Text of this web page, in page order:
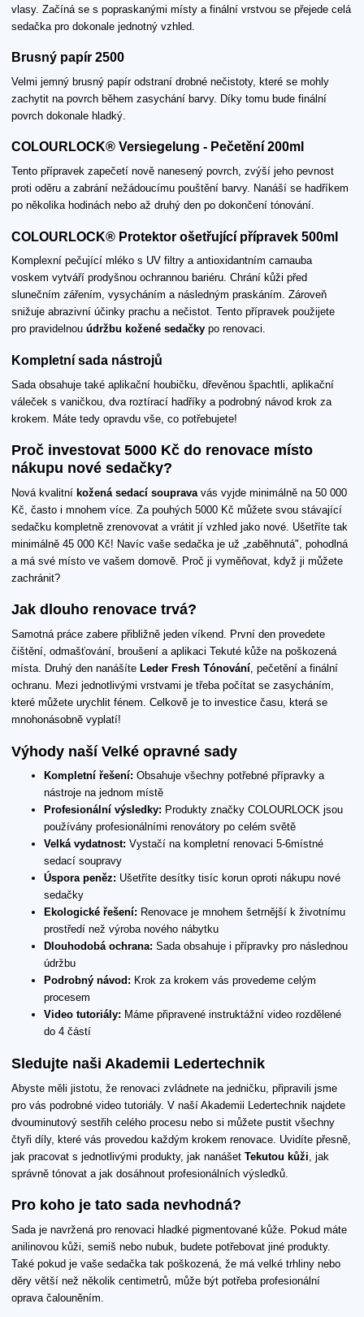
vlasy. Začíná se s popraskanými místy a finální vrstvou se přejede celá
sedačka pro dokonale jednotný vzhled.
Brusný papír 2500
Velmi jemný brusný papír odstraní drobné nečistoty, které se mohly
zachytit na povrch během zasychání barvy. Díky tomu bude finální
povrch dokonale hladký.
COLOURLOCK® Versiegelung - Pečetění 200ml
Tento přípravek zapečetí nově nanesený povrch, zvýší jeho pevnost
proti oděru a zabrání nežádoucímu pouštění barvy. Nanáší se hadříkem
po několika hodinách nebo až druhý den po dokončení tónování.
COLOURLOCK® Protektor ošetřující přípravek 500ml
Komplexní pečující mléko s UV filtry a antioxidantním carnauba
voskem vytváří prodyšnou ochrannou bariéru. Chrání kůži před
slunečním zářením, vysycháním a následným praskáním. Zároveň
snižuje abrazivní účinky prachu a nečistot. Tento přípravek použijete
pro pravidelnou údržbu kožené sedačky po renovaci.
Kompletní sada nástrojů
Sada obsahuje také aplikační houbičku, dřevěnou špachtli, aplikační
váleček s vaničkou, dva roztírací hadříky a podrobný návod krok za
krokem. Máte tedy opravdu vše, co potřebujete!
Proč investovat 5000 Kč do renovace místo
nákupu nové sedačky?
Nová kvalitní kožená sedací souprava vás vyjde minimálně na 50 000
Kč, často i mnohem více. Za pouhých 5000 Kč můžete svou stávající
sedačku kompletně zrenovovat a vrátit jí vzhled jako nové. Ušetříte tak
minimálně 45 000 Kč! Navíc vaše sedačka je už „zaběhnutá", pohodlná
a má své místo ve vašem domově. Proč ji vyměňovat, když ji můžete
zachránit?
Jak dlouho renovace trvá?
Samotná práce zabere přibližně jeden víkend. První den provedete
čištění, odmašťování, broušení a aplikaci Tekuté kůže na poškozená
místa. Druhý den nanášíte Leder Fresh Tónování, pečetění a finální
ochranu. Mezi jednotlivými vrstvami je třeba počítat se zasycháním,
které můžete urychlit fénem. Celkově je to investice času, která se
mnohonásobně vyplatí!
Výhody naší Velké opravné sady
Kompletní řešení: Obsahuje všechny potřebné přípravky a
nástroje na jednom místě
Profesionální výsledky: Produkty značky COLOURLOCK jsou
používány profesionálními renovátory po celém světě
Velká vydatnost: Vystačí na kompletní renovaci 5-6místné
sedací soupravy
Úspora peněz: Ušetříte desítky tisíc korun oproti nákupu nové
sedačky
Ekologické řešení: Renovace je mnohem šetrnější k životnímu
prostředí než výroba nového nábytku
Dlouhodobá ochrana: Sada obsahuje i přípravky pro následnou
údržbu
Podrobný návod: Krok za krokem vás provedeme celým
procesem
Video tutoriály: Máme připravené instruktážní video rozdělené
do 4 částí
Sledujte naši Akademii Ledertechnik
Abyste měli jistotu, že renovaci zvládnete na jedničku, připravili jsme
pro vás podrobné video tutoriály. V naší Akademii Ledertechnik najdete
dvouminutový sestřih celého procesu nebo si můžete pustit všechny
čtyři díly, které vás provedou každým krokem renovace. Uvidíte přesně,
jak pracovat s jednotlivými produkty, jak nanášet Tekutou kůži , jak
správně tónovat a jak dosáhnout profesionálních výsledků.
Pro koho je tato sada nevhodná?
Sada je navržená pro renovaci hladké pigmentované kůže. Pokud máte
anilinovou kůži, semiš nebo nubuk, budete potřebovat jiné produkty.
Také pokud je vaše sedačka tak poškozená, že má velké trhliny nebo
děry větší než několik centimetrů, může být potřeba profesionální
oprava čalouněním.